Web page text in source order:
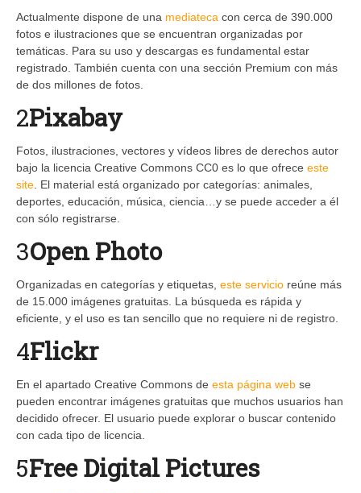
Actualmente dispone de una mediateca con cerca de 390.000
fotos e ilustraciones que se encuentran organizadas por
temáticas. Para su uso y descargas es fundamental estar
registrado. También cuenta con una sección Premium con más
de dos millones de fotos.
2Pixabay
Fotos, ilustraciones, vectores y vídeos libres de derechos autor
bajo la licencia Creative Commons CC0 es lo que ofrece este
site . El material está organizado por categorías: animales,
deportes, educación, música, ciencia…y se puede acceder a él
con sólo registrarse.
3Open Photo
Organizadas en categorías y etiquetas, este servicio reúne más
de 15.000 imágenes gratuitas. La búsqueda es rápida y
eficiente, y el uso es tan sencillo que no requiere ni de registro.
4Flickr
En el apartado Creative Commons de esta página web se
pueden encontrar imágenes gratuitas que muchos usuarios han
decidido ofrecer. El usuario puede explorar o buscar contenido
con cada tipo de licencia.
5Free Digital Pictures